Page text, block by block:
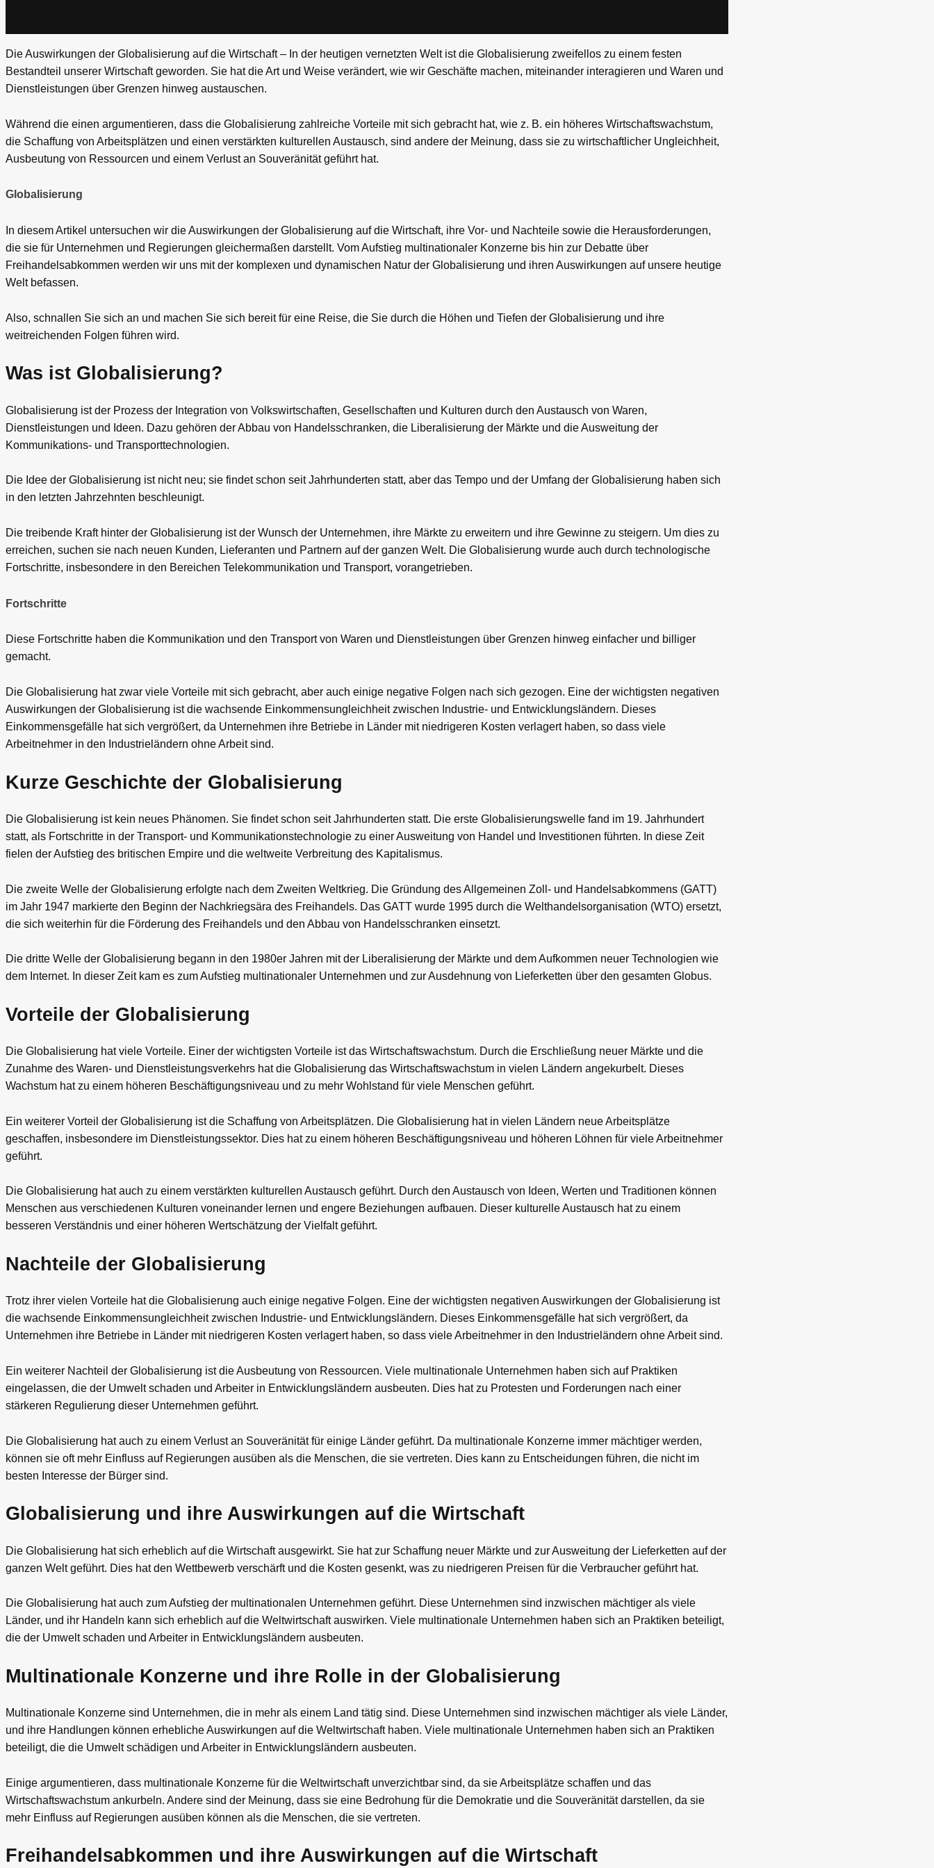
Die Auswirkungen der Globalisierung auf die Wirtschaft – In der heutigen vernetzten Welt ist die Globalisierung zweifellos zu einem festen
Bestandteil unserer Wirtschaft geworden. Sie hat die Art und Weise verändert, wie wir Geschäfte machen, miteinander interagieren und Waren und
Dienstleistungen über Grenzen hinweg austauschen.
Während die einen argumentieren, dass die Globalisierung zahlreiche Vorteile mit sich gebracht hat, wie z. B. ein höheres Wirtschaftswachstum,
die Schaffung von Arbeitsplätzen und einen verstärkten kulturellen Austausch, sind andere der Meinung, dass sie zu wirtschaftlicher Ungleichheit,
Ausbeutung von Ressourcen und einem Verlust an Souveränität geführt hat.
Globalisierung
In diesem Artikel untersuchen wir die Auswirkungen der Globalisierung auf die Wirtschaft, ihre Vor- und Nachteile sowie die Herausforderungen,
die sie für Unternehmen und Regierungen gleichermaßen darstellt. Vom Aufstieg multinationaler Konzerne bis hin zur Debatte über
Freihandelsabkommen werden wir uns mit der komplexen und dynamischen Natur der Globalisierung und ihren Auswirkungen auf unsere heutige
Welt befassen.
Also, schnallen Sie sich an und machen Sie sich bereit für eine Reise, die Sie durch die Höhen und Tiefen der Globalisierung und ihre
weitreichenden Folgen führen wird.
Was ist Globalisierung?
Globalisierung ist der Prozess der Integration von Volkswirtschaften, Gesellschaften und Kulturen durch den Austausch von Waren,
Dienstleistungen und Ideen. Dazu gehören der Abbau von Handelsschranken, die Liberalisierung der Märkte und die Ausweitung der
Kommunikations- und Transporttechnologien.
Die Idee der Globalisierung ist nicht neu; sie findet schon seit Jahrhunderten statt, aber das Tempo und der Umfang der Globalisierung haben sich
in den letzten Jahrzehnten beschleunigt.
Die treibende Kraft hinter der Globalisierung ist der Wunsch der Unternehmen, ihre Märkte zu erweitern und ihre Gewinne zu steigern. Um dies zu
erreichen, suchen sie nach neuen Kunden, Lieferanten und Partnern auf der ganzen Welt. Die Globalisierung wurde auch durch technologische
Fortschritte, insbesondere in den Bereichen Telekommunikation und Transport, vorangetrieben.
Fortschritte
Diese Fortschritte haben die Kommunikation und den Transport von Waren und Dienstleistungen über Grenzen hinweg einfacher und billiger
gemacht.
Die Globalisierung hat zwar viele Vorteile mit sich gebracht, aber auch einige negative Folgen nach sich gezogen. Eine der wichtigsten negativen
Auswirkungen der Globalisierung ist die wachsende Einkommensungleichheit zwischen Industrie- und Entwicklungsländern. Dieses
Einkommensgefälle hat sich vergrößert, da Unternehmen ihre Betriebe in Länder mit niedrigeren Kosten verlagert haben, so dass viele
Arbeitnehmer in den Industrieländern ohne Arbeit sind.
Kurze Geschichte der Globalisierung
Die Globalisierung ist kein neues Phänomen. Sie findet schon seit Jahrhunderten statt. Die erste Globalisierungswelle fand im 19. Jahrhundert
statt, als Fortschritte in der Transport- und Kommunikationstechnologie zu einer Ausweitung von Handel und Investitionen führten. In diese Zeit
fielen der Aufstieg des britischen Empire und die weltweite Verbreitung des Kapitalismus.
Die zweite Welle der Globalisierung erfolgte nach dem Zweiten Weltkrieg. Die Gründung des Allgemeinen Zoll- und Handelsabkommens (GATT)
im Jahr 1947 markierte den Beginn der Nachkriegsära des Freihandels. Das GATT wurde 1995 durch die Welthandelsorganisation (WTO) ersetzt,
die sich weiterhin für die Förderung des Freihandels und den Abbau von Handelsschranken einsetzt.
Die dritte Welle der Globalisierung begann in den 1980er Jahren mit der Liberalisierung der Märkte und dem Aufkommen neuer Technologien wie
dem Internet. In dieser Zeit kam es zum Aufstieg multinationaler Unternehmen und zur Ausdehnung von Lieferketten über den gesamten Globus.
Vorteile der Globalisierung
Die Globalisierung hat viele Vorteile. Einer der wichtigsten Vorteile ist das Wirtschaftswachstum. Durch die Erschließung neuer Märkte und die
Zunahme des Waren- und Dienstleistungsverkehrs hat die Globalisierung das Wirtschaftswachstum in vielen Ländern angekurbelt. Dieses
Wachstum hat zu einem höheren Beschäftigungsniveau und zu mehr Wohlstand für viele Menschen geführt.
Ein weiterer Vorteil der Globalisierung ist die Schaffung von Arbeitsplätzen. Die Globalisierung hat in vielen Ländern neue Arbeitsplätze
geschaffen, insbesondere im Dienstleistungssektor. Dies hat zu einem höheren Beschäftigungsniveau und höheren Löhnen für viele Arbeitnehmer
geführt.
Die Globalisierung hat auch zu einem verstärkten kulturellen Austausch geführt. Durch den Austausch von Ideen, Werten und Traditionen können
Menschen aus verschiedenen Kulturen voneinander lernen und engere Beziehungen aufbauen. Dieser kulturelle Austausch hat zu einem
besseren Verständnis und einer höheren Wertschätzung der Vielfalt geführt.
Nachteile der Globalisierung
Trotz ihrer vielen Vorteile hat die Globalisierung auch einige negative Folgen. Eine der wichtigsten negativen Auswirkungen der Globalisierung ist
die wachsende Einkommensungleichheit zwischen Industrie- und Entwicklungsländern. Dieses Einkommensgefälle hat sich vergrößert, da
Unternehmen ihre Betriebe in Länder mit niedrigeren Kosten verlagert haben, so dass viele Arbeitnehmer in den Industrieländern ohne Arbeit sind.
Ein weiterer Nachteil der Globalisierung ist die Ausbeutung von Ressourcen. Viele multinationale Unternehmen haben sich auf Praktiken
eingelassen, die der Umwelt schaden und Arbeiter in Entwicklungsländern ausbeuten. Dies hat zu Protesten und Forderungen nach einer
stärkeren Regulierung dieser Unternehmen geführt.
Die Globalisierung hat auch zu einem Verlust an Souveränität für einige Länder geführt. Da multinationale Konzerne immer mächtiger werden,
können sie oft mehr Einfluss auf Regierungen ausüben als die Menschen, die sie vertreten. Dies kann zu Entscheidungen führen, die nicht im
besten Interesse der Bürger sind.
Globalisierung und ihre Auswirkungen auf die Wirtschaft
Die Globalisierung hat sich erheblich auf die Wirtschaft ausgewirkt. Sie hat zur Schaffung neuer Märkte und zur Ausweitung der Lieferketten auf der
ganzen Welt geführt. Dies hat den Wettbewerb verschärft und die Kosten gesenkt, was zu niedrigeren Preisen für die Verbraucher geführt hat.
Die Globalisierung hat auch zum Aufstieg der multinationalen Unternehmen geführt. Diese Unternehmen sind inzwischen mächtiger als viele
Länder, und ihr Handeln kann sich erheblich auf die Weltwirtschaft auswirken. Viele multinationale Unternehmen haben sich an Praktiken beteiligt,
die der Umwelt schaden und Arbeiter in Entwicklungsländern ausbeuten.
Multinationale Konzerne und ihre Rolle in der Globalisierung
Multinationale Konzerne sind Unternehmen, die in mehr als einem Land tätig sind. Diese Unternehmen sind inzwischen mächtiger als viele Länder,
und ihre Handlungen können erhebliche Auswirkungen auf die Weltwirtschaft haben. Viele multinationale Unternehmen haben sich an Praktiken
beteiligt, die die Umwelt schädigen und Arbeiter in Entwicklungsländern ausbeuten.
Einige argumentieren, dass multinationale Konzerne für die Weltwirtschaft unverzichtbar sind, da sie Arbeitsplätze schaffen und das
Wirtschaftswachstum ankurbeln. Andere sind der Meinung, dass sie eine Bedrohung für die Demokratie und die Souveränität darstellen, da sie
mehr Einfluss auf Regierungen ausüben können als die Menschen, die sie vertreten.
Freihandelsabkommen und ihre Auswirkungen auf die Wirtschaft